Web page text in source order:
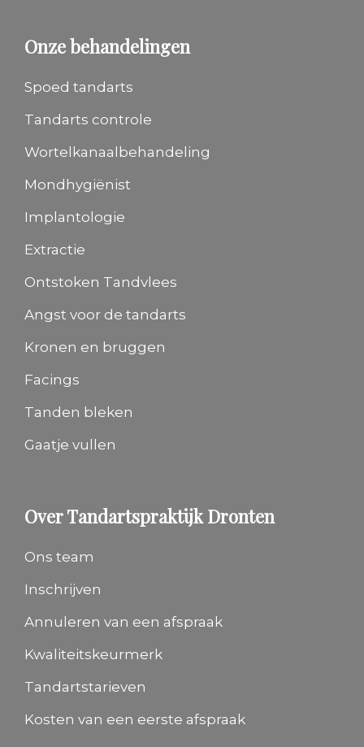
Onze behandelingen
Spoed tandarts
Tandarts controle
Wortelkanaalbehandeling
Mondhygiënist
Implantologie
Extractie
Ontstoken Tandvlees
Angst voor de tandarts
Kronen en bruggen
Facings
Tanden bleken
Gaatje vullen
Over Tandartspraktijk Dronten
Ons team
Inschrijven
Annuleren van een afspraak
Kwaliteitskeurmerk
Tandartstarieven
Kosten van een eerste afspraak